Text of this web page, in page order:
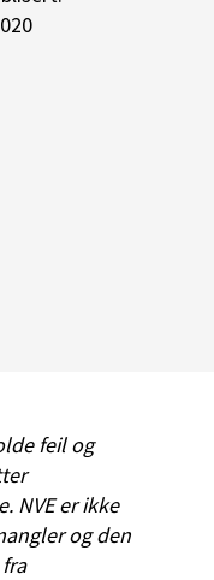
feil og
NVE er ikke
og den